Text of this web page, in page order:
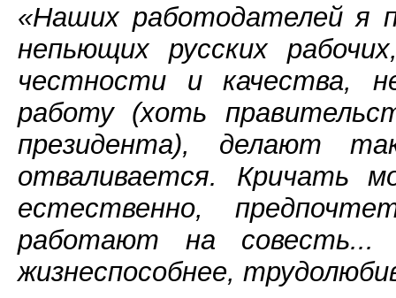
«Наших работодателей я
непьющих русских
честности и качества,
работу (хоть
президента), делают
отваливается. Кричать
естественно,
работают на совесть...
жизнеспособнее,